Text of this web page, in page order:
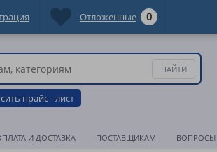
прайс - лист
И ДОСТАВКА ПОСТАВЩИКАМ ВОПРОСЫ
Отложенные 0